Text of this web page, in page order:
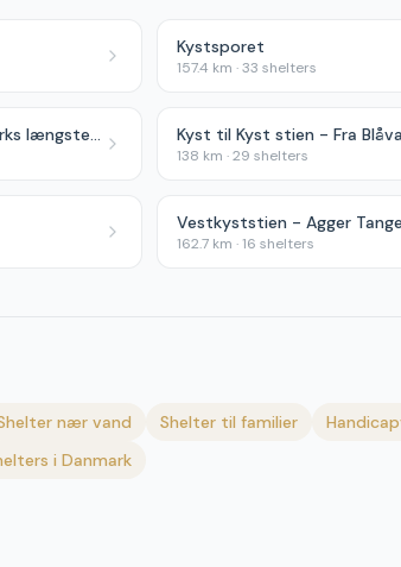
Kystsporet
157.4 km ·33 shelters
Gudenåstien - 175 kilometer lang Danmarks længste å Kyst til Kyst stien - Fra
138 km ·29 shelters
Vestkyststien - Agger
162.7 km · 16 shelters
nær vand Shelter til familier
i Danmark